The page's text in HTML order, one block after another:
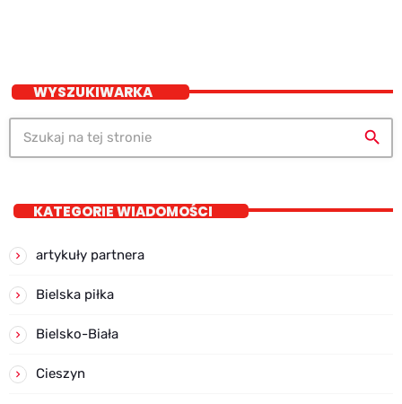
WYSZUKIWARKA
search
KATEGORIE WIADOMOŚCI
artykuły partnera
Bielska piłka
Bielsko-Biała
Cieszyn